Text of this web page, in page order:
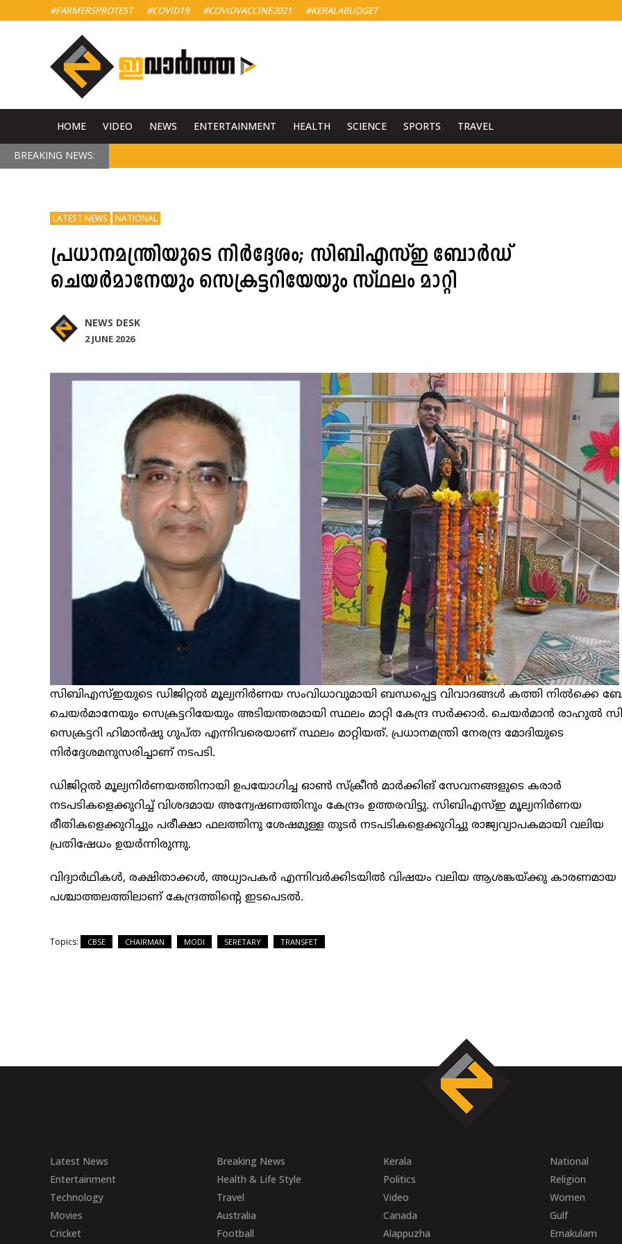
#FARMERSPROTEST #COVID19 #COVIDVACCINE2021 #KERALABUDGET
HOME VIDEO NEWS ENTERTAINMENT HEALTH SCIENCE SPORTS TRAVEL
BREAKING NEWS:
LATEST NEWS NATIONAL
പ്രധാനമന്ത്രിയുടെ നിർദ്ദേശം; സിബിഎസ്ഇ ബോർഡ്
ചെയർമാനേയും സെക്രട്ടറിയേയും സ്ഥലം മാറ്റി
NEWS DESK
2 JUNE 2026
സിബിഎസ്‍ഇയുടെ ഡിജിറ്റൽ മൂല്യനിർണയ സംവിധാവുമായി ബന്ധപ്പെട്ട വിവാദങ്ങൾ കത്തി നിൽക്കെ
ചെയർമാനേയും സെക്രട്ടറിയേയും അടിയന്തരമായി സ്ഥലം മാറ്റി കേന്ദ്ര സർക്കാർ. ചെയർമാൻ രാഹുൽ
സെക്രട്ടറി ഹിമാൻഷു ​ഗുപ്ത എന്നിവരെയാണ് സ്ഥലം മാറ്റിയത്. പ്രധാനമന്ത്രി നേരന്ദ്ര മോദിയുടെ
നിർദ്ദേശമനുസരിച്ചാണ് നടപടി.
ഡിജിറ്റൽ മൂല്യനിർണയത്തിനായി ഉപയോ​ഗിച്ച ഓൺ സ്ക്രീൻ മാർക്കിങ് സേവനങ്ങളുടെ കരാർ
നടപടികളെക്കുറിച്ച് വിശദമായ അന്വേഷണത്തിനും കേന്ദ്രം ഉത്തരവിട്ടു. സിബിഎസ്ഇ മൂല്യനിർണയ
രീതികളെക്കുറിച്ചും പരീക്ഷാ ഫലത്തിനു ശേഷമുള്ള തുടർ നടപടികളെക്കുറിച്ചു രാജ്യവ്യാപകമായി വലിയ
പ്രതിഷേധം ഉയർന്നിരുന്നു.
വിദ്യാർഥികൾ, രക്ഷിതാക്കൾ, അധ്യാപകർ എന്നിവർക്കിടയിൽ വിഷയം വലിയ ആശങ്കയ്ക്കു കാരണമായ
പശ്ചാത്തലത്തിലാണ് കേന്ദ്രത്തിന്റെ ഇടപെടൽ.
Topics: CBSE CHAIRMAN MODI SERETARY TRANSFET
Latest News Breaking News Kerala National
Entertainment
Health & Life Style Politics Religion
Technology
Travel Video Women
Movies
Australia Canada Gulf
Cricket
Football Alappuzha Ernakulam